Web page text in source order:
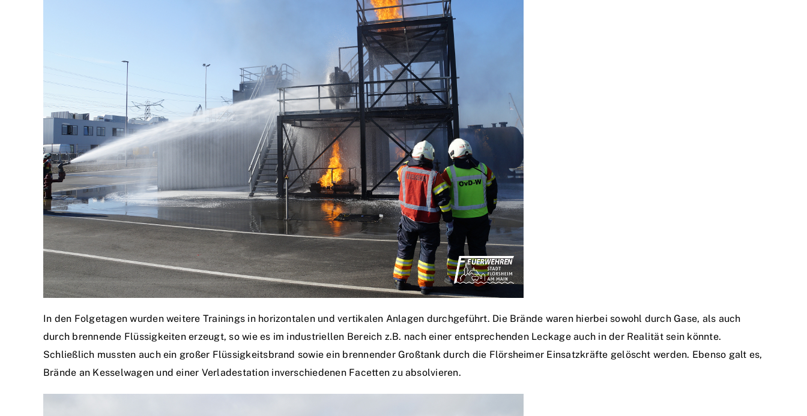
In den Folgetagen wurden weitere Trainings in horizontalen und vertikalen Anlagen durchgeführt. Die Brände waren hierbei sowohl durch Gase, als auch
durch brennende Flüssigkeiten erzeugt, so wie es im industriellen Bereich z.B. nach einer entsprechenden Leckage auch in der Realität sein könnte.
Schließlich mussten auch ein großer Flüssigkeitsbrand sowie ein brennender Großtank durch die Flörsheimer Einsatzkräfte gelöscht werden. Ebenso galt es,
Brände an Kesselwagen und einer Verladestation inverschiedenen Facetten zu absolvieren.